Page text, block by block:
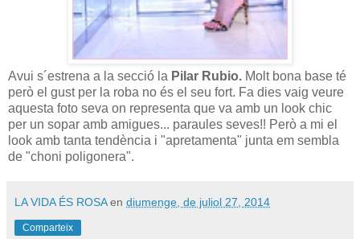
Avui s´estrena a la secció la Pilar Rubio. Molt bona base té
però el gust per la roba no és el seu fort. Fa dies vaig veure
aquesta foto seva on representa que va amb un look chic
per un sopar amb amigues... paraules seves!! Però a mi el
look amb tanta tendència i "apretamenta" junta em sembla
de "choni poligonera".
LA VIDA ÉS ROSA en diumenge, de juliol 27, 2014
Comparteix